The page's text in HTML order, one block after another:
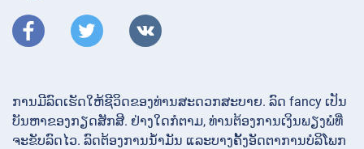
ການມີລົດເຮັດໃຫ້ຊີວິດຂອງທ່ານສະດວກສະບາຍ. ລົດ fancy ເປັນ
ບັນຫາຂອງກຽດສັກສີ. ຢ່າງໃດກໍຕາມ, ທ່ານຕ້ອງການເງິນພຽງພໍທີ່
ຈະຂັບລົດໄວ. ລົດຕ້ອງການນໍ້າມັນ ແລະບາງຄັ້ງອັດຕາການບໍລິໂພກ